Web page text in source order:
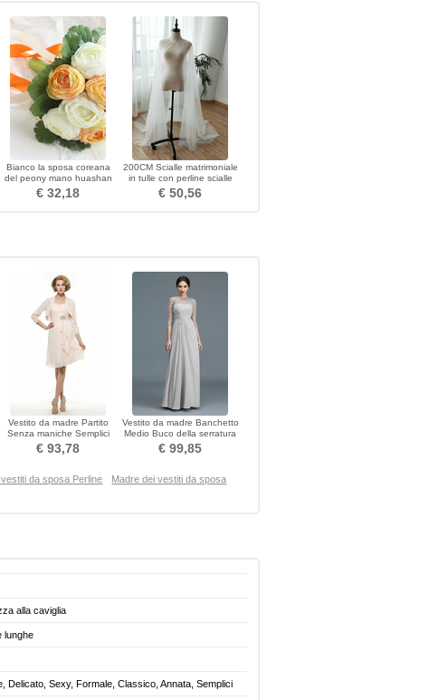
Bianco la sposa coreana
del peony mano huashan
camelia simulazione rosso
bouquet di nozze
€ 32,18
200CM Scialle matrimoniale
in tulle con perline scialle
scialle da sposa
€ 50,56
Vestito da madre Partito
Senza maniche Semplici
Maglietta Vita naturale
€ 93,78
Vestito da madre Banchetto
Medio Buco della serratura
Maniche lunghe 3/4
€ 99,85
da sposa Perline
Madre dei vestiti da sposa
alla caviglia
lunghe
Delicato, Sexy, Formale, Classico, Annata, Semplici